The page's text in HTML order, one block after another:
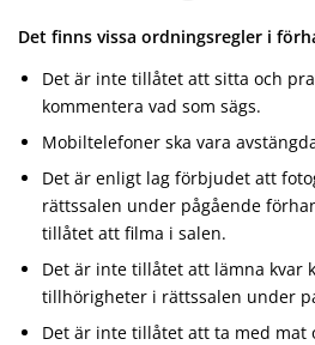
Det finns vissa ordningsregler i
Det är inte tillåtet att sitta och
kommentera vad som sägs.
Mobiltelefoner ska vara
Det är enligt lag förbjudet att
rättssalen under pågående
tillåtet att filma i salen.
Det är inte tillåtet att lämna kvar
tillhörigheter i rättssalen under
Det är inte tillåtet att ta med mat